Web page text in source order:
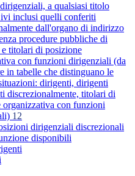
a qualsiasi titolo
inclusi quelli conferiti
dall'organo di indirizzo
procedure pubbliche di
e titolari di posizione
con funzioni dirigenziali (da
in tabelle che distinguano le
dirigenti, dirigenti
discrezionalmente, titolari di
organizzativa con funzioni
12
dirigenziali discrezionali
disponibili